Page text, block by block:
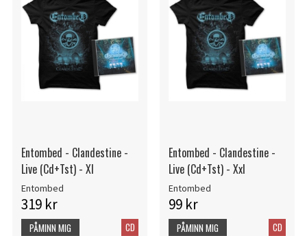
Entombed - Clandestine -
Live (Cd+Tst) - Xl
Entombed
319 kr
CD
PÅMINN MIG
Entombed - Clandestine -
Live (Cd+Tst) - Xxl
Entombed
99 kr
CD
PÅMINN MIG